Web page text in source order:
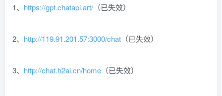
1、 https://gpt.chatapi.art/ （已失效）
2、 http://119.91.201.57:3000/chat （已失效）
3、 http://chat.h2ai.cn/home （已失效）